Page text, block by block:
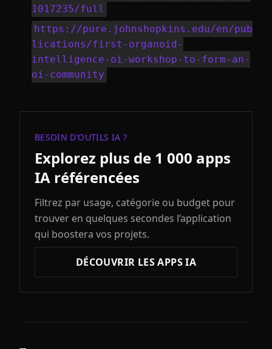
1017235/full
https://pure.johnshopkins.edu/en/pub
lications/first-organoid-
intelligence-oi-workshop-to-form-an-
oi-community
BESOIN D’OUTILS IA ?
Explorez plus de 1 000 apps
IA référencées
Filtrez par usage, catégorie ou budget pour
trouver en quelques secondes l’application
qui boostera vos projets.
DÉCOUVRIR LES APPS IA